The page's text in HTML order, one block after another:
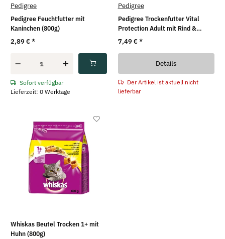
Pedigree
Pedigree Feuchtfutter mit
Kaninchen (800g)
2,89 €*
Sofort verfügbar
Lieferzeit: 0 Werktage
Pedigree
Pedigree Trockenfutter Vital
Protection Adult mit Rind &
Gemüse (1,5kg)
7,49 €*
Details
Der Artikel ist aktuell nicht
lieferbar
Whiskas Beutel Trocken 1+ mit
Huhn (800g)